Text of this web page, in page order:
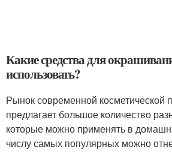
Какие средства для
использовать?
Рынок современной косметической
предлагает большое количество
которые можно применять в
числу самых популярных можно